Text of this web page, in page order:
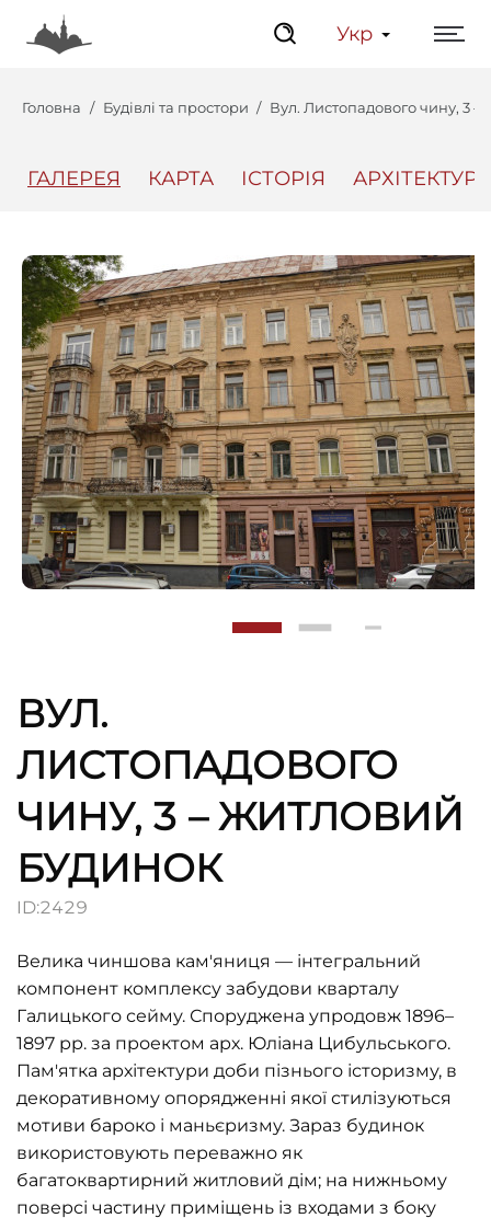
Укр
Головна Будівлі та простори Вул. Листопадового чину, 3
ГАЛЕРЕЯ КАРТА ІСТОРІЯ АРХІТЕКТУРА
ВУЛ.
ЛИСТОПАДОВОГО
ЧИНУ, 3 – ЖИТЛОВИЙ
БУДИНОК
ID:2429
Велика чиншова кам'яниця — інтегральний
компонент комплексу забудови кварталу
Галицького сейму. Споруджена упродовж 1896–
1897 рр. за проектом арх. Юліана Цибульського.
Пам'ятка архітектури доби пізнього історизму, в
декоративному опорядженні якої стилізуються
мотиви бароко і маньєризму. Зараз будинок
використовують переважно як
багатоквартирний житловий дім; на нижньому
поверсі частину приміщень із входами з боку